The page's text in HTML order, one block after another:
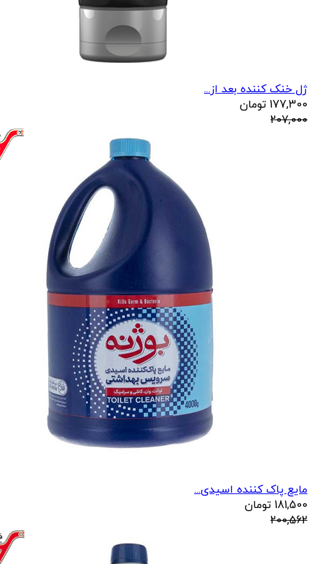
ژل خنک کننده بعد از...
177,300 تومان
207,000
مایع پاک کننده اسیدی...
181,500 تومان
200,562